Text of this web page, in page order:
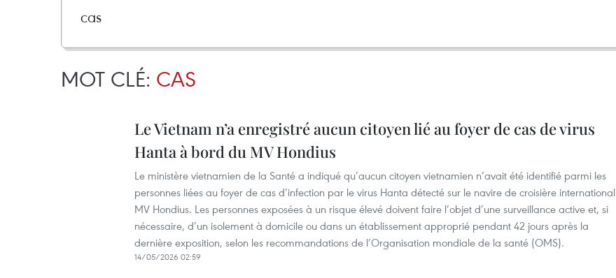
MOT CLÉ: CAS
Le Vietnam n’a enregistré aucun citoyen lié au foyer de cas de virus
Hanta à bord du MV Hondius
Le ministère vietnamien de la Santé a indiqué qu’aucun citoyen vietnamien n’avait été identifié parmi les
personnes liées au foyer de cas d’infection par le virus Hanta détecté sur le navire de croisière international
MV Hondius. Les personnes exposées à un risque élevé doivent faire l’objet d’une surveillance active et, si
nécessaire, d’un isolement à domicile ou dans un établissement approprié pendant 42 jours après la
dernière exposition, selon les recommandations de l’Organisation mondiale de la santé (OMS).
14/05/2026 02:59